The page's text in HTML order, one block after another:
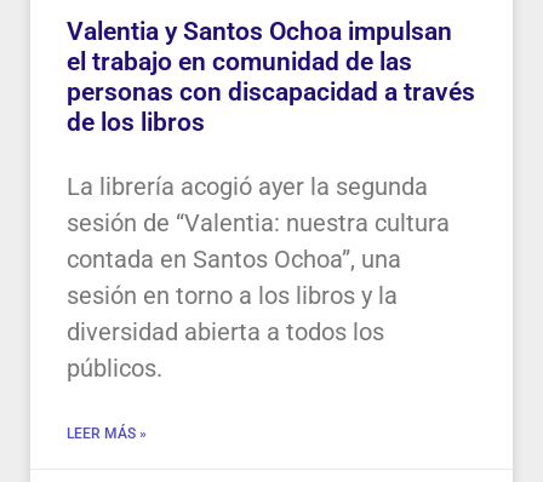
Valentia y Santos Ochoa impulsan
el trabajo en comunidad de las
personas con discapacidad a través
de los libros
La librería acogió ayer la segunda
sesión de “Valentia: nuestra cultura
contada en Santos Ochoa”, una
sesión en torno a los libros y la
diversidad abierta a todos los
públicos.
LEER MÁS »